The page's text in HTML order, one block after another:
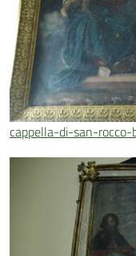
cappella-di-san-